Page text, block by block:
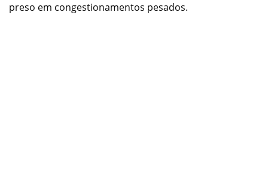
preso em congestionamentos pesados.